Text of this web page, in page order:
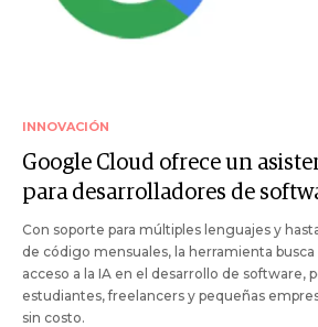
INNOVACIÓN
Google Cloud ofrece un
para desarrolladores de
Con soporte para múltiples lenguajes y
de código mensuales, la herramienta
acceso a la IA en el desarrollo de software,
estudiantes, freelancers y pequeñas
sin costo.